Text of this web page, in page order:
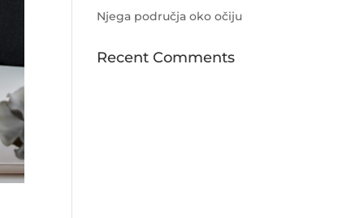
Njega područja oko očiju
Recent Comments